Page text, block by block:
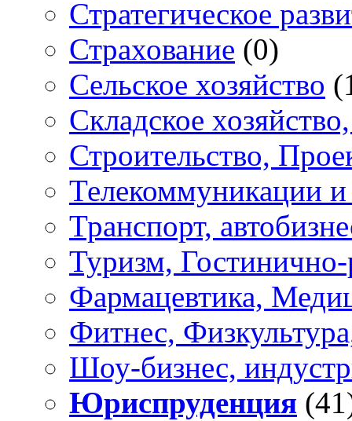
Стратегическое
Страхование (0)
Сельское хозяйство
Складское
Строительство,
Телекоммуникации и
Транспорт,
Туризм,
Фармацевтика,
Фитнес,
Шоу-бизнес,
Юриспруденция